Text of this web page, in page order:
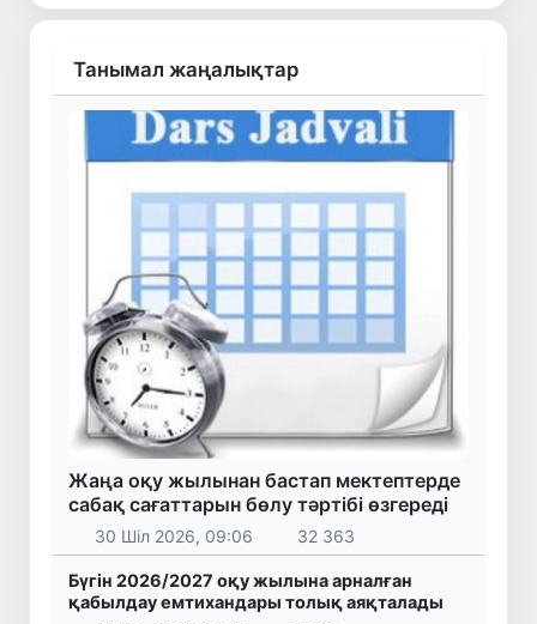
Танымал жаңалықтар
Жаңа оқу жылынан бастап мектептерде
сабақ сағаттарын бөлу тәртібі өзгереді
30 Шіл 2026, 09:06 32 363
Бүгін 2026/2027 оқу жылына арналған
қабылдау емтихандары толық аяқталады